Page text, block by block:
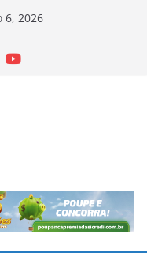
6, 2026